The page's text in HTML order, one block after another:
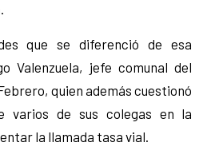
que se diferenció de esa
Valenzuela, jefe comunal del
quien además cuestionó
varios de sus colegas en la
la llamada tasa vial.